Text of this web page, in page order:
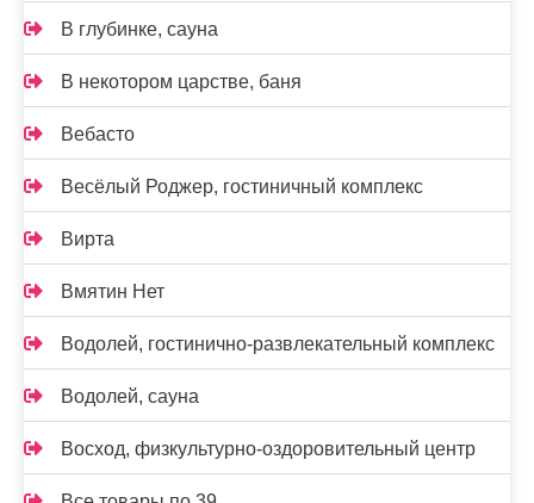
В глубинке, сауна
В некотором царстве, баня
Вебасто
Весёлый Роджер, гостиничный комплекс
Вирта
Вмятин Нет
Водолей, гостинично-развлекательный комплекс
Водолей, сауна
Восход, физкультурно-оздоровительный центр